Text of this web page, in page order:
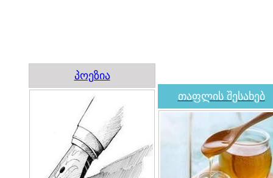
პოეზია
თაფლის შესახებ